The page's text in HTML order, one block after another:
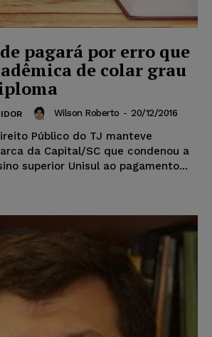
pagará por erro que
de colar grau
Wilson Roberto - 20/12/2016
Público do TJ manteve
da Capital/SC que condenou a
superior Unisul ao pagamento...